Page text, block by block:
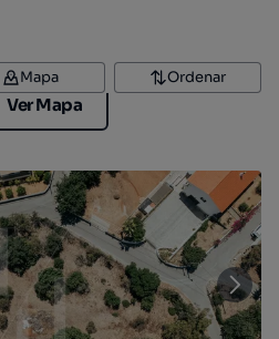
Mapa Ordenar
Ver Mapa